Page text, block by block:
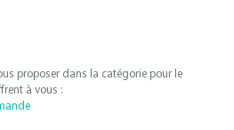
proposer dans la catégorie pour le
à vous :